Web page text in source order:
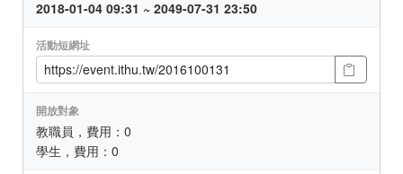
2018-01-04 09:31 ~ 2049-07-31 23:50
活動短網址
開放對象
教職員，費用：0
學生，費用：0